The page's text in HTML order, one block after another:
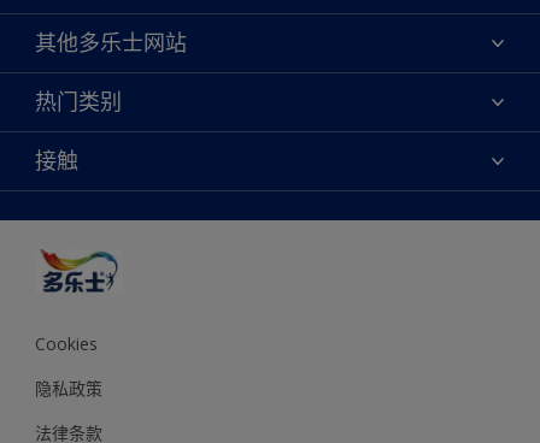
关于我们
联系我们
查找店铺
网站地图
绿色工厂
其他多乐士网站
焕新服务
多乐士专业
天猫官方旗舰店
抖音官方旗舰店
热门类别
颜色
产品
创意灵感
装修建议
可持续发展
多乐士2025年度色彩 - 金盏黄
接触
颜色准确性
Cookies
隐私政策
法律条款